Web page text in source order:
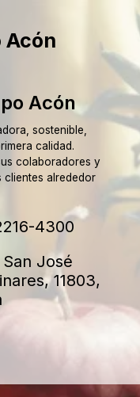
Acón
Acón
sostenible,
calidad.
colaboradores y
clientes alrededor
4300
José
11803,